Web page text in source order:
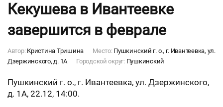
Кекушева в Ивантеевке
завершится в феврале
Автор: Кристина Тришина Место: Пушкинский г. о., г. Ивантеевка, ул.
Дзержинского, д. 1А
Городской округ: Пушкинский
Пушкинский г. о., г. Ивантеевка, ул. Дзержинского,
д. 1А, 22.12, 14:00.